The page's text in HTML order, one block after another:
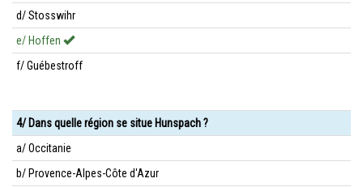
d/ Stosswihr
e/ Hoffen
f/ Guébestroff
4/ Dans quelle région se situe Hunspach ?
a/ Occitanie
b/ Provence-Alpes-Côte d'Azur